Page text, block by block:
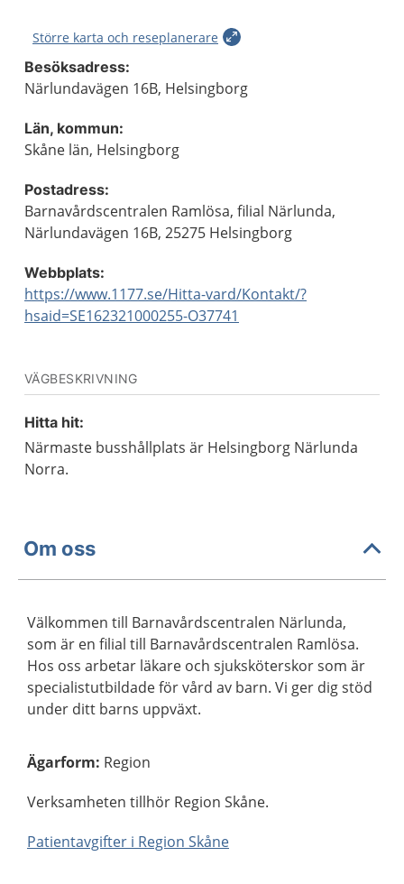
Större karta och reseplanerare
Besöksadress:
Närlundavägen 16B, Helsingborg
Län, kommun:
Skåne län, Helsingborg
Postadress:
Barnavårdscentralen Ramlösa, filial Närlunda,
Närlundavägen 16B, 25275 Helsingborg
Webbplats:
https://www.1177.se/Hitta-vard/Kontakt/?
hsaid=SE162321000255-O37741
VÄGBESKRIVNING
Hitta hit:
Närmaste busshållplats är Helsingborg Närlunda
Norra.
Om oss
Välkommen till Barnavårdscentralen Närlunda,
som är en filial till Barnavårdscentralen Ramlösa.
Hos oss arbetar läkare och sjuksköterskor som är
specialistutbildade för vård av barn. Vi ger dig stöd
under ditt barns uppväxt.
Ägarform: Region
Verksamheten tillhör Region Skåne.
Patientavgifter i Region Skåne